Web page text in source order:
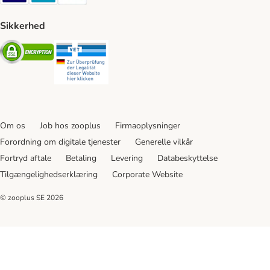
Sikkerhed
Security
Om os Job hos zooplus
Firmaoplysninger
Forordning om digitale tjenester
Generelle vilkår
Fortryd aftale
Betaling Levering
Databeskyttelse
Tilgængelighedserklæring
Corporate Website
© zooplus SE 2026